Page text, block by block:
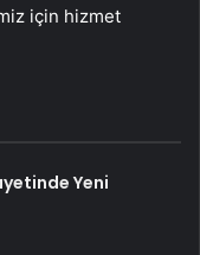
için hizmet
Yeni